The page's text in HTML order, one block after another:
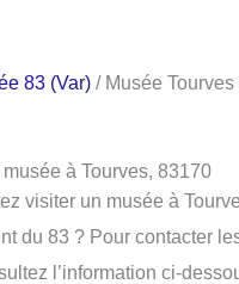
83 (Var) / Musée Tourves
à Tourves, 83170
visiter un musée à
du 83 ? Pour contacter
l’information ci-